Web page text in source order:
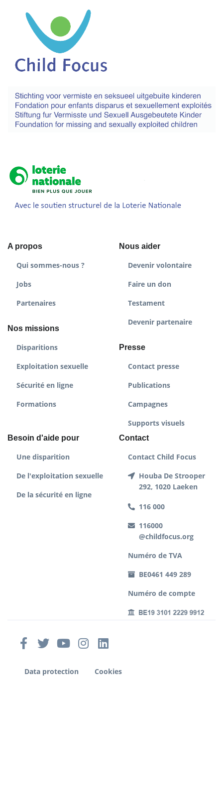
A propos
Qui sommes-nous ?
Jobs
Partenaires
Nos missions
Disparitions
Exploitation sexuelle
Sécurité en ligne
Formations
Nous aider
Devenir volontaire
Faire un don
Testament
Devenir partenaire
Presse
Contact presse
Publications
Campagnes
Supports visuels
Besoin d'aide pour
Une disparition
De l'exploitation sexuelle
De la sécurité en ligne
Contact
Contact Child Focus
Houba De Strooper
292, 1020 Laeken
116 000
116000
@childfocus.org
Numéro de TVA
BE0461 449 289
Numéro de compte
Data protection Cookies